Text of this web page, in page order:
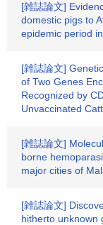
[雑誌論文]
domestic pigs to
epidemic period
[雑誌論文]
of Two Genes
Recognized by
Unvaccinated
[雑誌論文]
borne
major cities of
[雑誌論文]
hitherto unknown